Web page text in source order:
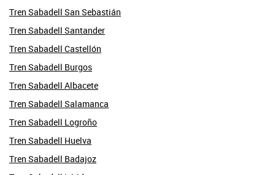
Tren Sabadell San Sebastián
Tren Sabadell Santander
Tren Sabadell Castellón
Tren Sabadell Burgos
Tren Sabadell Albacete
Tren Sabadell Salamanca
Tren Sabadell Logroño
Tren Sabadell Huelva
Tren Sabadell Badajoz